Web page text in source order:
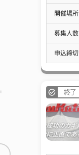
開催場所
募集人数
申込締切
終了